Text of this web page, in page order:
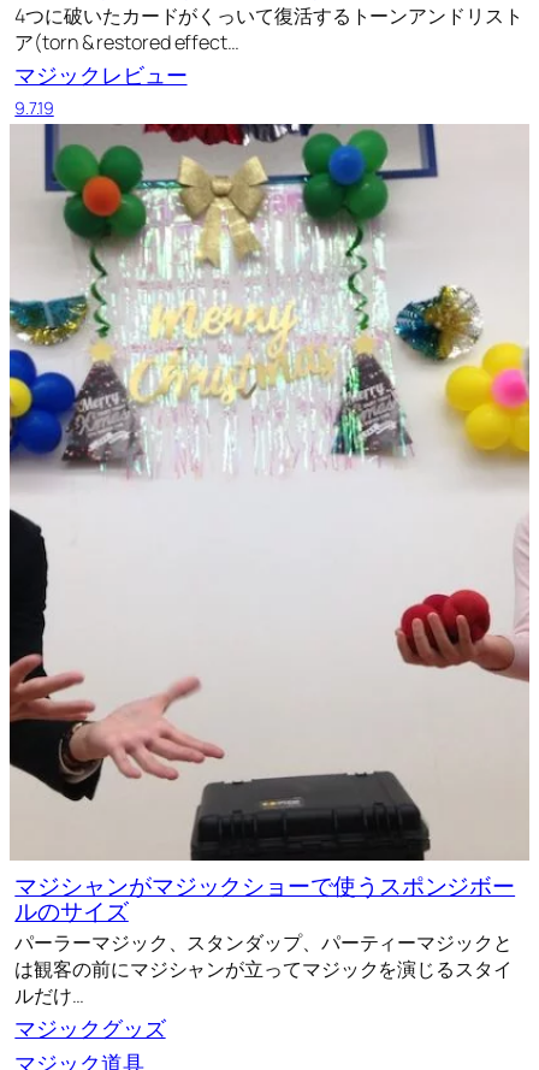
4つに破いたカードがくっいて復活するトーンアンドリスト
ア(torn & restored effect…
マジックレビュー
9.7.19
マジシャンがマジックショーで使うスポンジボー
ルのサイズ
パーラーマジック、スタンダップ、パーティーマジックと
は観客の前にマジシャンが立ってマジックを演じるスタイ
ルだけ…
マジックグッズ
マジック道具